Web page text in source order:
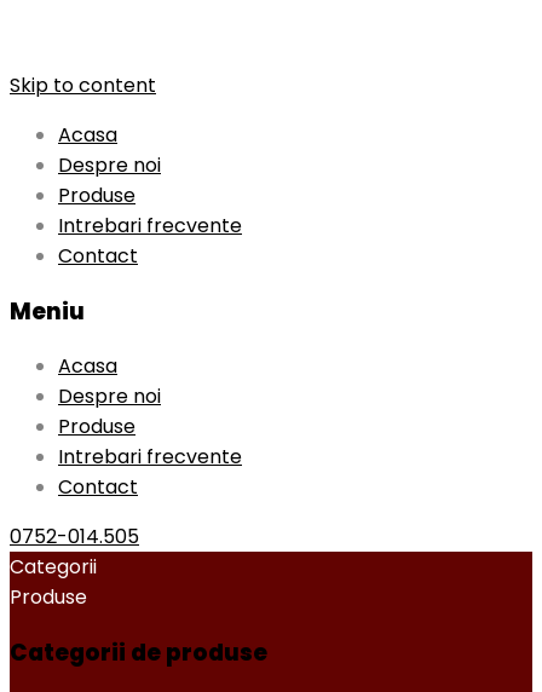
Skip to content
Acasa
Despre noi
Produse
Intrebari frecvente
Contact
Meniu
Acasa
Despre noi
Produse
Intrebari frecvente
Contact
0752-014.505
Categorii
Produse
Categorii de produse